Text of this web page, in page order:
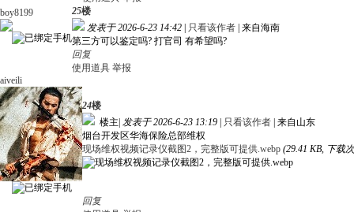
boy8199
25楼
发表于 2026-6-23 14:42
只看该作者 来自海南
第三方可以鉴定吗? 打官司 有希望吗?
回复
使用道具 举报
aiveili
24楼
楼主 发表于 2026-6-23 13:19 只看该作者 来自山东
烟台开发区华海保险总部维权
现场维权视频记录仪截图2，完整版可提供.webp (29.41 KB, 下载
回复